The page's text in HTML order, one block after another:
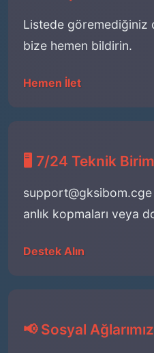
Listede göremediğiniz
bize hemen bildirin.
Hemen İlet
🖥️ 7/24 Teknik Birim
support@gksibom.cge
anlık kopmaları veya
Destek Alın
📢 Sosyal Ağlarımız